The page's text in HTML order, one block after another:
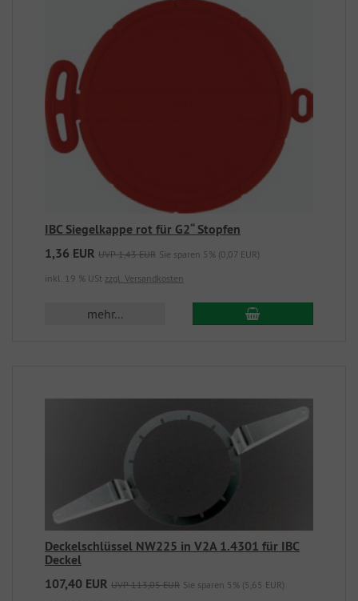
IBC Siegelkappe rot für G2“ Stopfen
1,36 EUR UVP 1,43 EUR Sie sparen 5% (0,07 EUR)
inkl. 19 % USt zzgl. Versandkosten
mehr...
Deckelschlüssel NW225 in V2A 1.4301 für IBC
Deckel
107,40 EUR UVP 113,05 EUR Sie sparen 5% (5,65 EUR)